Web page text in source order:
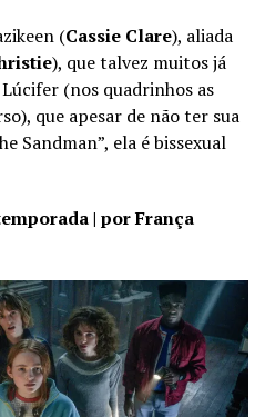
(Cassie Clare), aliada
), que talvez muitos já
(nos quadrinhos as
que apesar de não ter sua
Sandman”, ela é bissexual
| por França